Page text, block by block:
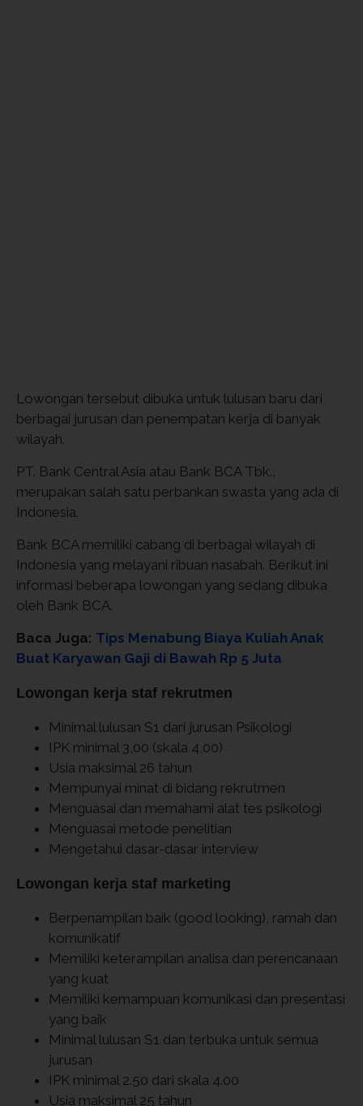
Lowongan tersebut dibuka untuk lulusan baru dari
berbagai jurusan dan penempatan kerja di banyak
wilayah.
PT. Bank Central Asia atau Bank BCA Tbk.,
merupakan salah satu perbankan swasta yang ada di
Indonesia.
Bank BCA memiliki cabang di berbagai wilayah di
Indonesia yang melayani ribuan nasabah. Berikut ini
informasi beberapa lowongan yang sedang dibuka
oleh Bank BCA.
Baca Juga: Tips Menabung Biaya Kuliah Anak
Buat Karyawan Gaji di Bawah Rp 5 Juta
Lowongan kerja staf rekrutmen
Minimal lulusan S1 dari jurusan Psikologi
IPK minimal 3,00 (skala 4,00)
Usia maksimal 26 tahun
Mempunyai minat di bidang rekrutmen
Menguasai dan memahami alat tes psikologi
Menguasai metode penelitian
Mengetahui dasar-dasar interview
Lowongan kerja staf marketing
Berpenampilan baik (good looking), ramah dan
komunikatif
Memiliki keterampilan analisa dan perencanaan
yang kuat
Memiliki kemampuan komunikasi dan presentasi
yang baik
Minimal lulusan S1 dan terbuka untuk semua
jurusan
IPK minimal 2.50 dari skala 4.00
Usia maksimal 25 tahun